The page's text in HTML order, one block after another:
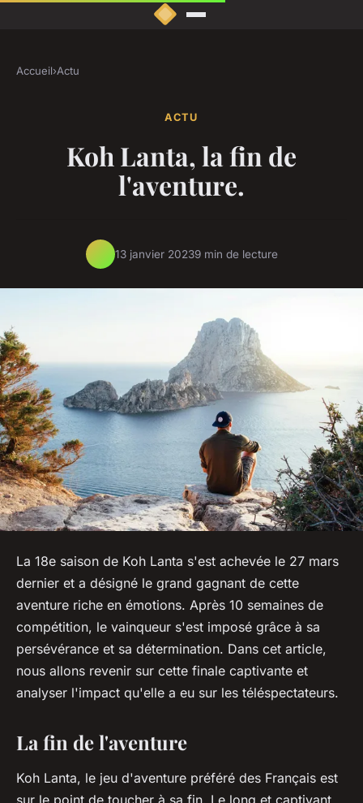
Accueil›Actu
ACTU
Koh Lanta, la fin de
l'aventure.
13 janvier 20239 min de lecture
La 18e saison de Koh Lanta s'est achevée le 27 mars
dernier et a désigné le grand gagnant de cette
aventure riche en émotions. Après 10 semaines de
compétition, le vainqueur s'est imposé grâce à sa
persévérance et sa détermination. Dans cet article,
nous allons revenir sur cette finale captivante et
analyser l'impact qu'elle a eu sur les téléspectateurs.
La fin de l'aventure
Koh Lanta, le jeu d'aventure préféré des Français est